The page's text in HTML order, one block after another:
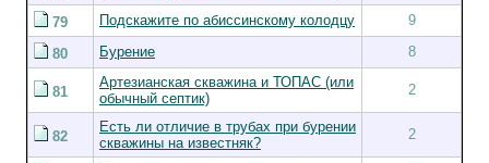
79 Подскажите по абиссинскому колодцу 9
80 Бурение 8
81
Артезианская скважина и ТОПАС (или
обычный септик)
2
82
Есть ли отличие в трубах при бурении
скважины на известняк?
2